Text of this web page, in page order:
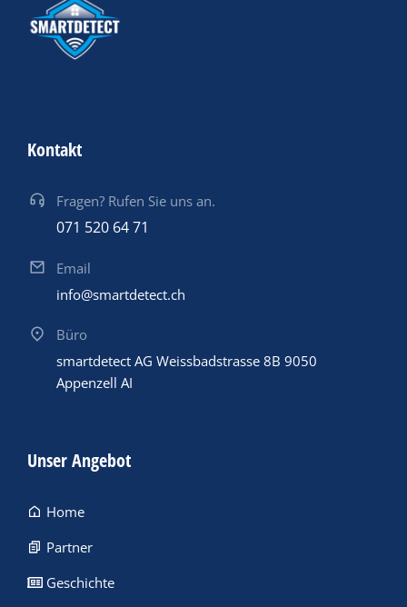
Kontakt
Fragen? Rufen Sie uns an.
071 520 64 71
Email
info@smartdetect.ch
Büro
smartdetect AG Weissbadstrasse 8B 9050
Appenzell AI
Unser Angebot
Home
Partner
Geschichte